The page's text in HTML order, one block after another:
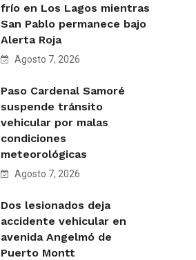
frío en Los Lagos mientras
San Pablo permanece bajo
Alerta Roja
Agosto 7, 2026
Paso Cardenal Samoré
suspende tránsito
vehicular por malas
condiciones
meteorológicas
Agosto 7, 2026
Dos lesionados deja
accidente vehicular en
avenida Angelmó de
Puerto Montt